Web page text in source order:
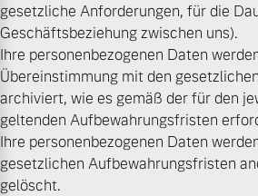
gesetzliche Anforderungen, für die
Geschäftsbeziehung zwischen uns).
Ihre personenbezogenen Daten
Übereinstimmung mit den
archiviert, wie es gemäß der für den
geltenden Aufbewahrungsfristen
Ihre personenbezogenen Daten
gesetzlichen Aufbewahrungsfristen
gelöscht.